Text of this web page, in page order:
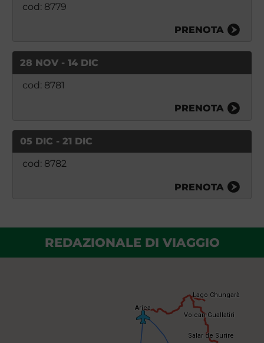
cod: 8779
PRENOTA
28 NOV - 14 DIC
cod: 8781
PRENOTA
05 DIC - 21 DIC
cod: 8782
PRENOTA
REDAZIONALE DI VIAGGIO